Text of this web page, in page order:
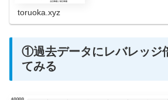
toruoka.xyz
①過去データにレバレッジ
てみる